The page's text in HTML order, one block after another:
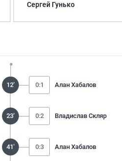
Сергей Гунько
12' 0:1 Алан Хабалов
23' 0:2 Владислав Скляр
41' 0:3 Алан Хабалов